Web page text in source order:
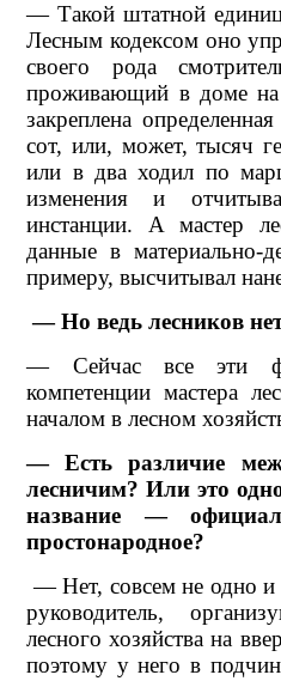
— Такой штатной
Лесным кодексом оно
своего рода
проживающий в доме
закреплена
сот, или, может, тысяч
или в два ходил по
изменения и
инстанции. А мастер
данные в материально-
примеру, высчитывал
— Но ведь лесников
— Сейчас все эти
компетенции мастера
началом в лесном
— Есть различие
лесничим? Или это
название —
простонародное?
— Нет, совсем не одно
руководитель,
лесного хозяйства на
поэтому у него в